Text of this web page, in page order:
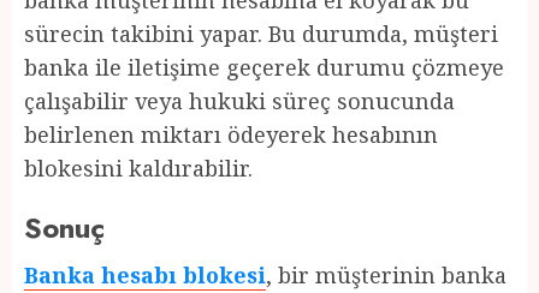
sürecin takibini yapar. Bu durumda, müşteri
banka ile iletişime geçerek durumu çözmeye
çalışabilir veya hukuki süreç sonucunda
belirlenen miktarı ödeyerek hesabının
blokesini kaldırabilir.
Sonuç
Banka hesabı blokesi, bir müşterinin banka